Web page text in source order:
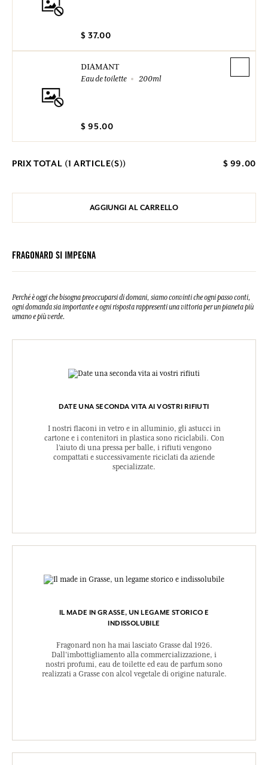
$ 37.00
DIAMANT
Eau de toilette
200ml
$ 95.00
PRIX TOTAL (1 ARTICLE(S)) $ 99.00
AGGIUNGI AL CARRELLO
FRAGONARD SI IMPEGNA
Perché è oggi che bisogna preoccuparsi di domani, siamo convinti che ogni passo conti,
ogni domanda sia importante e ogni risposta rappresenti una vittoria per un pianeta più
umano e più verde.
DATE UNA SECONDA VITA AI VOSTRI RIFIUTI
I nostri flaconi in vetro e in alluminio, gli astucci in
cartone e i contenitori in plastica sono riciclabili. Con
l’aiuto di una pressa per balle, i rifiuti vengono
compattati e successivamente riciclati da aziende
specializzate.
IL MADE IN GRASSE, UN LEGAME STORICO E
INDISSOLUBILE
Fragonard non ha mai lasciato Grasse dal 1926.
Dall’imbottigliamento alla commercializzazione, i
nostri profumi, eau de toilette ed eau de parfum sono
realizzati a Grasse con alcol vegetale di origine naturale.